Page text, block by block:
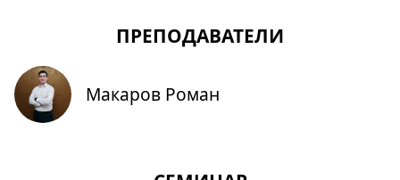
ПРЕПОДАВАТЕЛИ
Макаров Роман